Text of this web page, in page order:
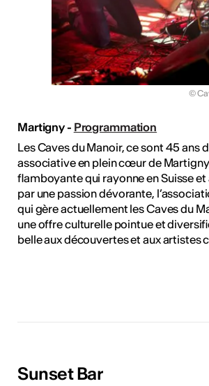
©
Martigny - Programmation
Les Caves du Manoir, ce sont 45 ans
associative en plein cœur de
flamboyante qui rayonne en Suisse
par une passion dévorante,
qui gère actuellement les Caves du
une offre culturelle pointue et
belle aux découvertes et aux artistes
Sunset Bar